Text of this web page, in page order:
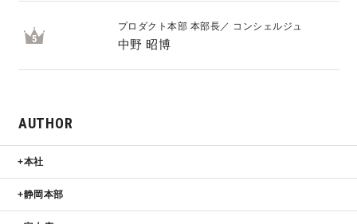
5
プロダクト本部 本部長／ コンシェルジュ
中野 昭博
AUTHOR
本社
静岡本部